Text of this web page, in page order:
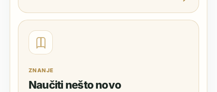
ZNANJE
Naučiti nešto novo